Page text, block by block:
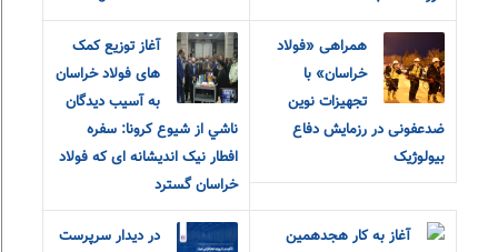
همراهی «فولاد
خراسان» با
تجهیزات نوین
ضدعفونی در رزمایش دفاع
بیولوژیک
آغاز توزیع کمک
های فولاد خراسان
به آسيب ديدگان
ناشي از شيوع كرونا: سفره
افطار نیک اندیشانه ای که فولاد
خراسان گسترد
آغاز به کار هجدهمین
در دیدار سرپرست